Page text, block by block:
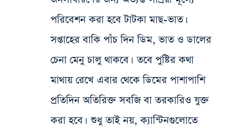
পরিবেশন করা হবে টাটকা মাছ-ভাত।
সপ্তাহের বাকি পাঁচ দিন ডিম, ভাত ও ডালের
চেনা মেনু চালু থাকবে। তবে পুষ্টির কথা
মাথায় রেখে এবার থেকে ডিমের পাশাপাশি
প্রতিদিন অতিরিক্ত সবজি বা তরকারিও যুক্ত
করা হবে। শুধু তাই নয়, ক্যান্টিনগুলোতে